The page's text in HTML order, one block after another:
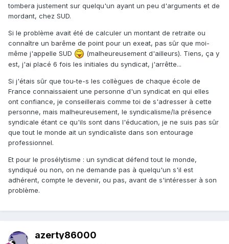
tombera justement sur quelqu'un ayant un peu d'arguments et de
mordant, chez SUD.
Si le problème avait été de calculer un montant de retraite ou
connaître un barême de point pour un exeat, pas sûr que moi-
même j'appelle SUD
(malheureusement d'ailleurs). Tiens, ça y
est, j'ai placé 6 fois les initiales du syndicat, j'arrêtte...
Si j'étais sûr que tou-te-s les collègues de chaque école de
France connaissaient une personne d'un syndicat en qui elles
ont confiance, je conseillerais comme toi de s'adresser à cette
personne, mais malheureusement, le syndicalisme/la présence
syndicale étant ce qu'ils sont dans l'éducation, je ne suis pas sûr
que tout le monde ait un syndicaliste dans son entourage
professionnel.
Et pour le prosélytisme : un syndicat défend tout le monde,
syndiqué ou non, on ne demande pas à quelqu'un s'il est
adhérent, compte le devenir, ou pas, avant de s'intéresser à son
problème.
azerty86000